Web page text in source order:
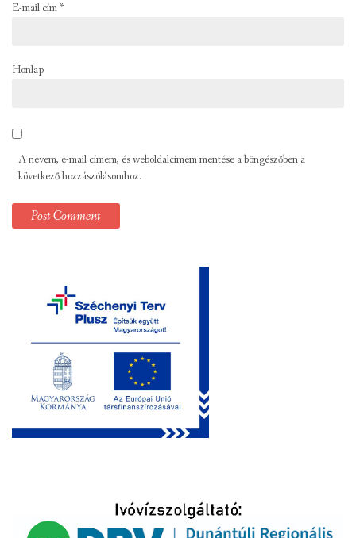
E-mail cím*
Honlap
A nevem, e-mail címem, és weboldalcímem mentése a böngészőben a
következő hozzászólásomhoz.